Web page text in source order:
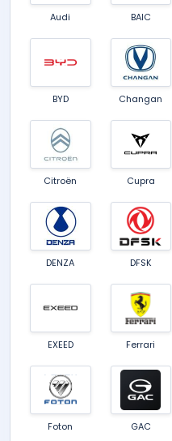
Audi BAIC
BYD Changan
Citroën Cupra
DENZA DFSK
EXEED Ferrari
Foton GAC